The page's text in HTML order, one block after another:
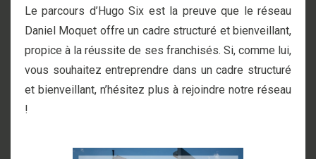
Le parcours d’Hugo Six est la preuve que le réseau
Daniel Moquet offre un cadre structuré et bienveillant,
propice à la réussite de ses franchisés. Si, comme lui,
vous souhaitez entreprendre dans un cadre structuré
et bienveillant, n’hésitez plus à rejoindre notre réseau
!